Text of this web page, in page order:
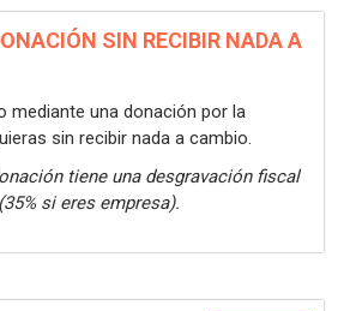
SIN RECIBIR NADA A
mediante una donación por la
sin recibir nada a cambio.
tiene una desgravación fiscal
si eres empresa).